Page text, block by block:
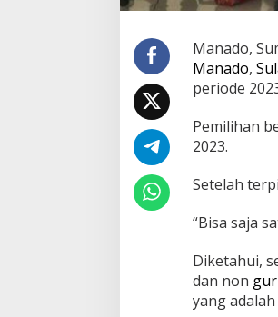
l
w
e
s
i
U
u
a
n
F
a
Manado,
Manado,
periode
Pemilihan
2023.
Setelah
“Bisa saja
Diketahui,
dan non
yang